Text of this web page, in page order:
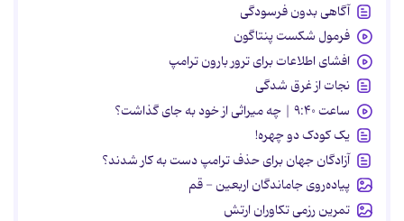
آگاهی بدون فرسودگی
فرمول شکست پنتاگون
افشای اطلاعات برای ترور بارون ترامپ
نجات از غرق شدگی
ساعت ۹:۴۰ | چه میراثی از خود به جای گذاشت؟
یک کودک دو چهره!
آزادگان جهان برای حذف ترامپ دست به کار شدند؟
پیاده‌روی جاماندگان اربعین - قم
تمرین رزمی تکاوران ارتش